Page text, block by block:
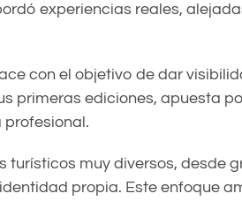
experiencias reales,
con el objetivo de dar
primeras ediciones, apuesta
profesional.
turísticos muy diversos, desde
propia. Este enfoque